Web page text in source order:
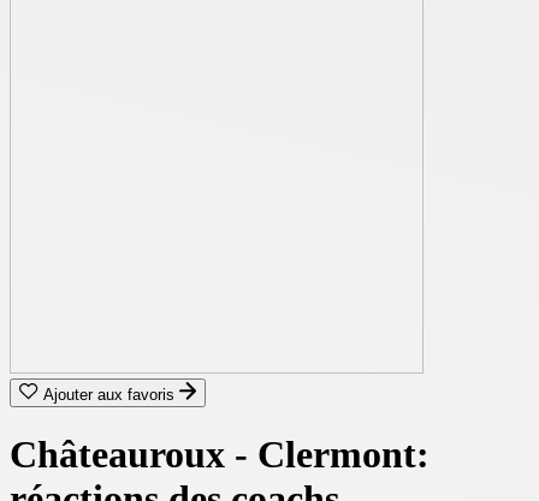
Ajouter aux favoris
Châteauroux - Clermont: